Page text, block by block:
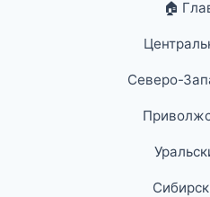
🏠
Северо-